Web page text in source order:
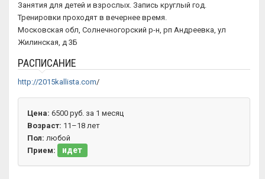
Занятия для детей и взрослых. Запись круглый год.
Тренировки проходят в вечернее время.
Московская обл, Солнечногорский р-н, рп Андреевка, ул
Жилинская, д 3Б
РАСПИСАНИЕ
http://2015kallista.com/
Цена: 6500 руб. за 1 месяц
Возраст: 11–18 лет
Пол: любой
Прием:
идет